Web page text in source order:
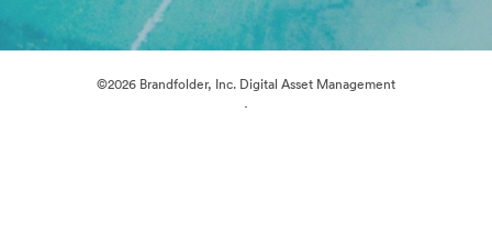
©2026 Brandfolder, Inc. Digital Asset Management
·